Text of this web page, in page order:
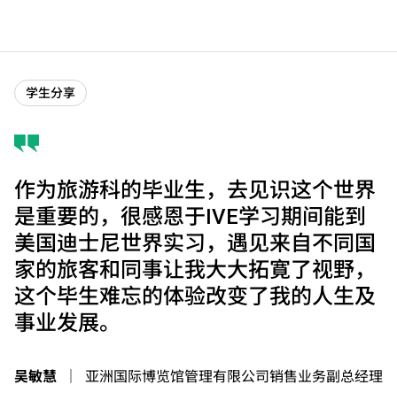
学生分享
作为旅游科的毕业生，去见识这个世界
是重要的，很感恩于IVE学习期间能到
美国迪士尼世界实习，遇见来自不同国
家的旅客和同事让我大大拓寛了视野，
这个毕生难忘的体验改变了我的人生及
事业发展。
吴敏慧 亚洲国际博览馆管理有限公司销售业务副总经理